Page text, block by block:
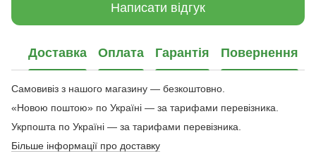
Написати відгук
Доставка Оплата Гарантія Повернення
Самовивіз з нашого магазину — безкоштовно.
«Новою поштою» по Україні — за тарифами перевізника.
Укрпошта по Україні — за тарифами перевізника.
Більше інформації про доставку